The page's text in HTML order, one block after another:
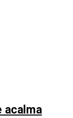
acalma